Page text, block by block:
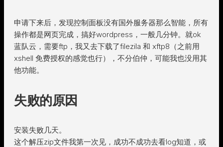
申请下来后，发现控制面板没有国外服务器那么智能，所有
操作都是网页完成，搞好wordpress，一般几分钟。就ok
蓝队云，需要ftp，我又去下载了filezila 和 xftp8（之前用
xshell 免费授权的感觉也行），不分伯仲，可能我也没用其
他功能。
失败的原因
安装失败几天。
这个解压zip文件我第一次见，成功不成功去看log知道，或